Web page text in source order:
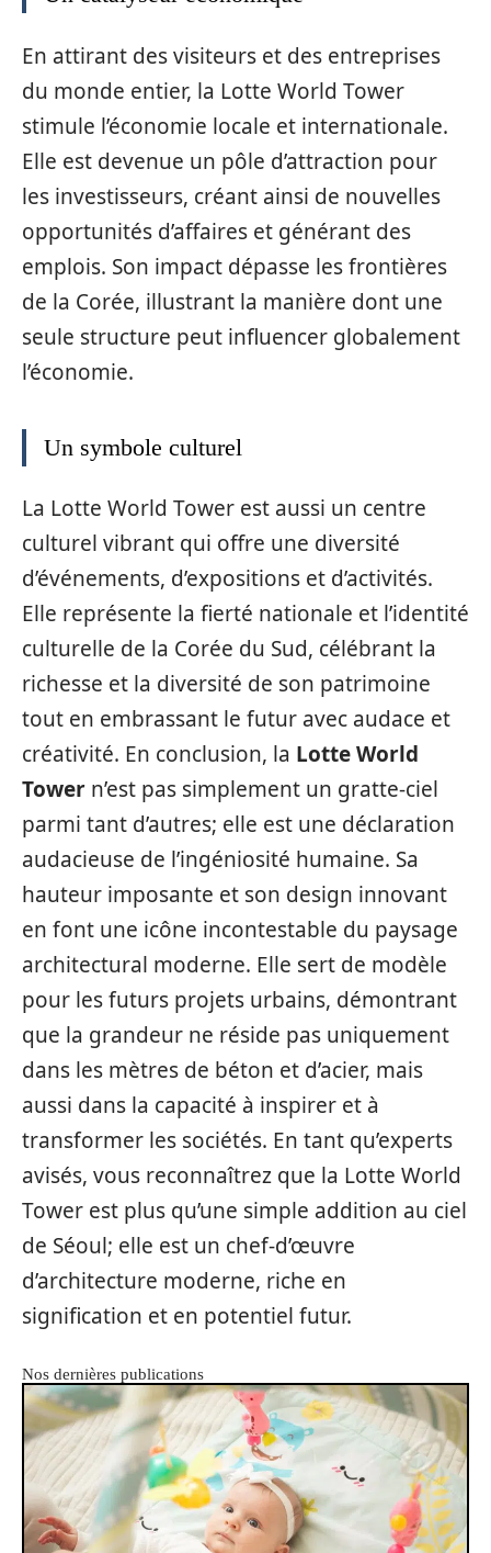
En attirant des visiteurs et des entreprises
du monde entier, la Lotte World Tower
stimule l’économie locale et internationale.
Elle est devenue un pôle d’attraction pour
les investisseurs, créant ainsi de nouvelles
opportunités d’affaires et générant des
emplois. Son impact dépasse les frontières
de la Corée, illustrant la manière dont une
seule structure peut influencer globalement
l’économie.
Un symbole culturel
La Lotte World Tower est aussi un centre
culturel vibrant qui offre une diversité
d’événements, d’expositions et d’activités.
Elle représente la fierté nationale et l’identité
culturelle de la Corée du Sud, célébrant la
richesse et la diversité de son patrimoine
tout en embrassant le futur avec audace et
créativité. En conclusion, la Lotte World
Tower n’est pas simplement un gratte-ciel
parmi tant d’autres; elle est une déclaration
audacieuse de l’ingéniosité humaine. Sa
hauteur imposante et son design innovant
en font une icône incontestable du paysage
architectural moderne. Elle sert de modèle
pour les futurs projets urbains, démontrant
que la grandeur ne réside pas uniquement
dans les mètres de béton et d’acier, mais
aussi dans la capacité à inspirer et à
transformer les sociétés. En tant qu’experts
avisés, vous reconnaîtrez que la Lotte World
Tower est plus qu’une simple addition au ciel
de Séoul; elle est un chef-d’œuvre
d’architecture moderne, riche en
signification et en potentiel futur.
Nos dernières publications